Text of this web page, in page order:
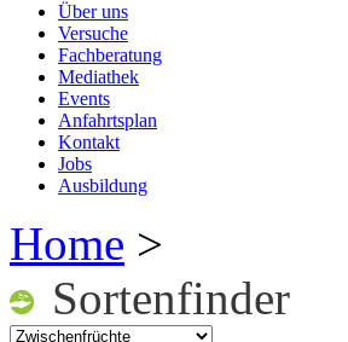
Über uns
Versuche
Fachberatung
Mediathek
Events
Anfahrtsplan
Kontakt
Jobs
Ausbildung
Home >
Sortenfinder